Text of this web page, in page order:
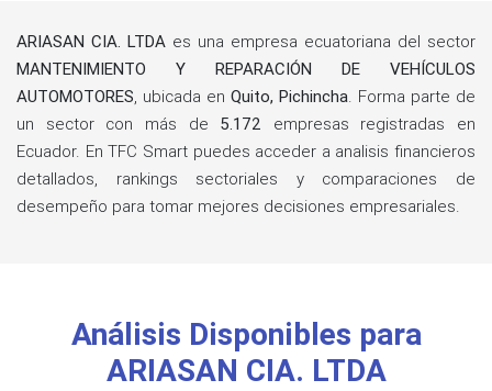
ARIASAN CIA. LTDA es una empresa ecuatoriana del sector
MANTENIMIENTO Y REPARACIÓN DE VEHÍCULOS
AUTOMOTORES, ubicada en Quito, Pichincha. Forma parte de
un sector con más de 5.172 empresas registradas en
Ecuador. En TFC Smart puedes acceder a analisis financieros
detallados, rankings sectoriales y comparaciones de
desempeño para tomar mejores decisiones empresariales.
Análisis Disponibles para
ARIASAN CIA. LTDA